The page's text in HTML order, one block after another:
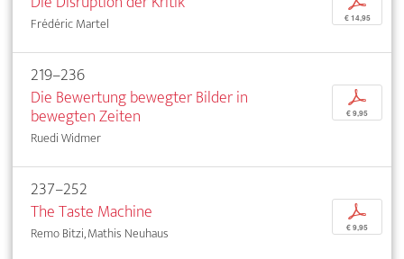
Frédéric Martel € 14,95
219–236
Die Bewertung bewegter Bilder in
bewegten Zeiten
Ruedi Widmer
p
€ 9,95
237–252
The Taste Machine
Remo Bitzi, Mathis Neuhaus
p
€ 9,95